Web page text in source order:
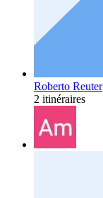
Roberto Reuter
2 itinéraires